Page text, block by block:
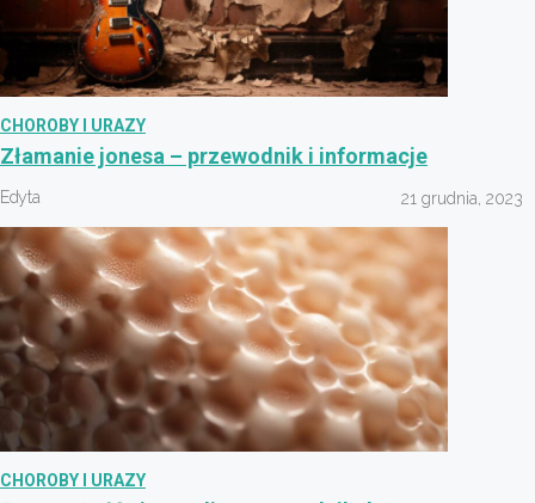
CHOROBY I URAZY
Złamanie jonesa – przewodnik i informacje
Edyta 21 grudnia, 2023
CHOROBY I URAZY